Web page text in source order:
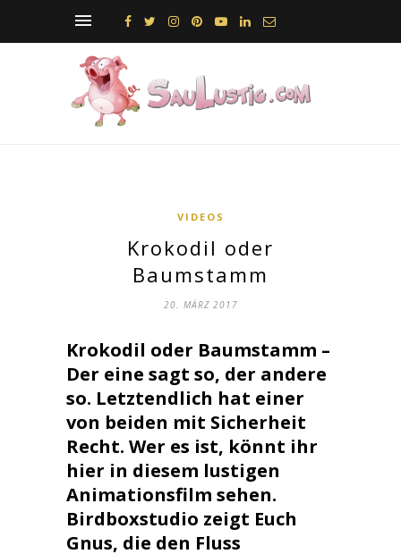
VIDEOS
Krokodil oder
Baumstamm
20. MÄRZ 2017
Krokodil oder Baumstamm –
Der eine sagt so, der andere
so. Letztendlich hat einer
von beiden mit Sicherheit
Recht. Wer es ist, könnt ihr
hier in diesem lustigen
Animationsfilm sehen.
Birdboxstudio zeigt Euch
Gnus, die den Fluss